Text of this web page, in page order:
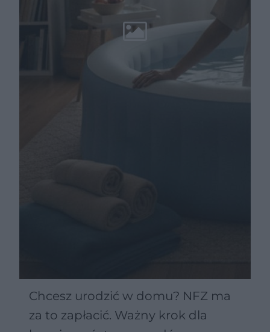
Chcesz urodzić w domu? NFZ ma
za to zapłacić. Ważny krok dla